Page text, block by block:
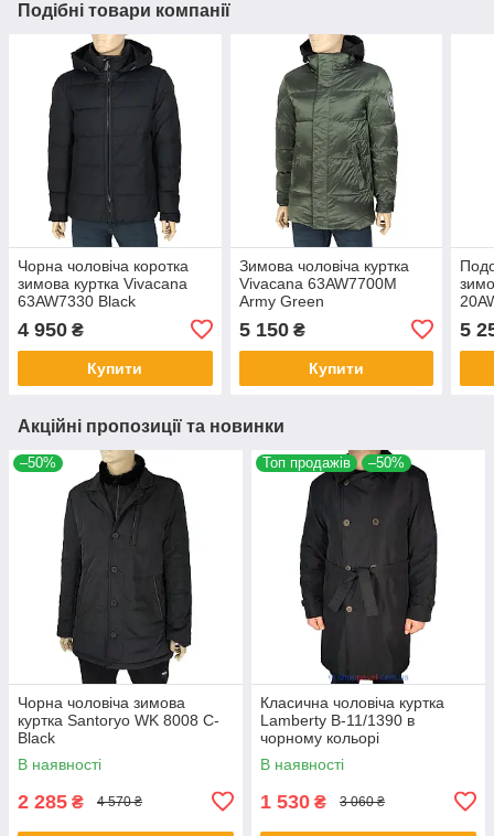
Подібні товари компанії
Чорна чоловіча коротка
зимова куртка Vivacana
63AW7330 Black
4 950 ₴
Купити
Зимова чоловіча куртка
Vivacana 63AW7700M
Army Green
5 150₴
Купити
5
Акційні пропозиції та новинки
–50%
Чорна чоловіча зимова
куртка Santoryo WK 8008 C-
Black
В наявності
2 285 ₴ 4 570 ₴
Топ продажів –50%
Класична чоловіча куртка
Lamberty B-11/1390 в
чорному кольорі
В наявності
1 530 ₴ 3 060 ₴